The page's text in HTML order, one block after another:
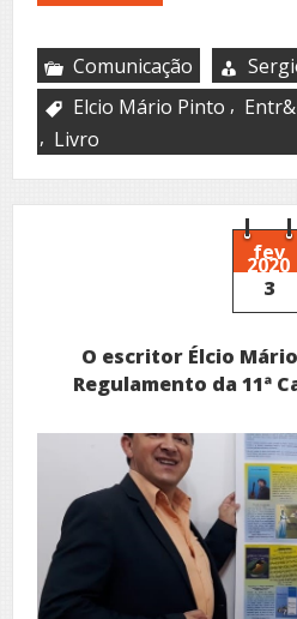
Comunicação
Elcio Mário Pinto ,
, Livro
fev
2020
3
O escritor Élcio
Regulamento da 11ª